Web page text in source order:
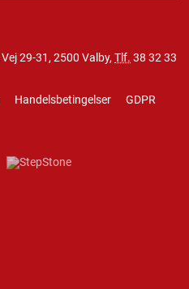
29-31, 2500 Valby, Tlf. 38 32 33
Handelsbetingelser
GDPR